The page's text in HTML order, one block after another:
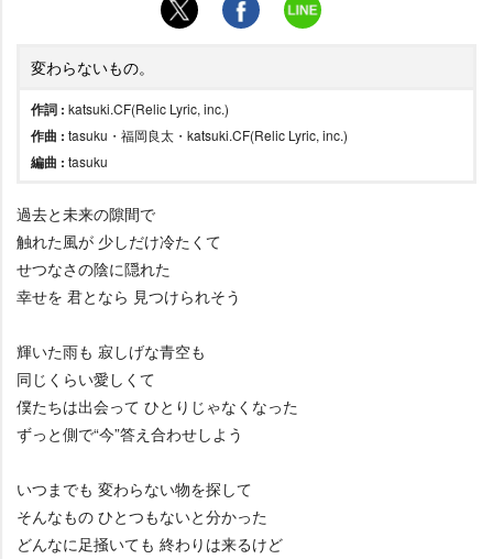
変わらないもの。
作詞 : katsuki.CF(Relic Lyric, inc.)
作曲 : tasuku・福岡良太・katsuki.CF(Relic Lyric, inc.)
編曲 : tasuku
過去と未来の隙間で
触れた風が 少しだけ冷たくて
せつなさの陰に隠れた
幸せを 君となら 見つけられそう
輝いた雨も 寂しげな青空も
同じくらい愛しくて
僕たちは出会って ひとりじゃなくなった
ずっと側で“今”答え合わせしよう
いつまでも 変わらない物を探して
そんなもの ひとつもないと分かった
どんなに足掻いても 終わりは来るけど